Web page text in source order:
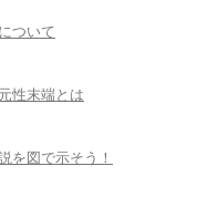
ついて
性末端とは
を図で示そう！